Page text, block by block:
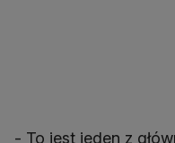
- To jest jeden z